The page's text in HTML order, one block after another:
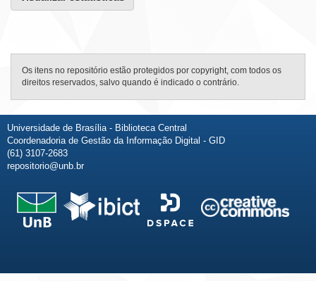
Os itens no repositório estão protegidos por copyright, com todos os
direitos reservados, salvo quando é indicado o contrário.
Universidade de Brasília - Biblioteca Central
Coordenadoria de Gestão da Informação Digital - GID
(61) 3107-2683
repositorio@unb.br